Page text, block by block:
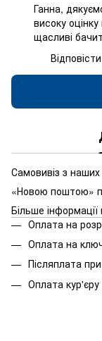
Ганна,
високу
щасливі
Відповісти
Самовивіз з
«Новою поштою»
Більше
Оплата на
Оплата на
Післяплата
Оплата